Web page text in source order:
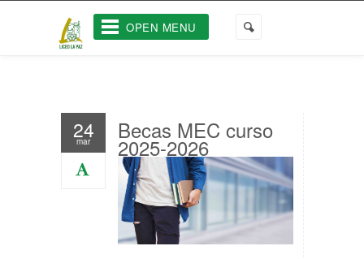
OPEN MENU
24
mar Becas MEC curso
2025-2026